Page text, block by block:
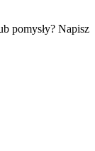
pomysły? Napisz